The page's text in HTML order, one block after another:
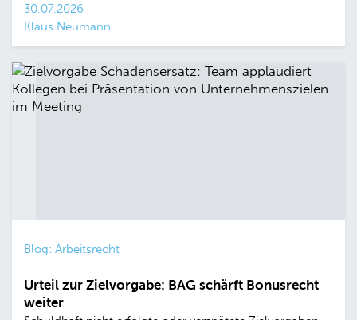
30.07.2026
Klaus Neumann
Blog: Arbeitsrecht
Urteil zur Zielvorgabe: BAG schärft Bonusrecht
weiter